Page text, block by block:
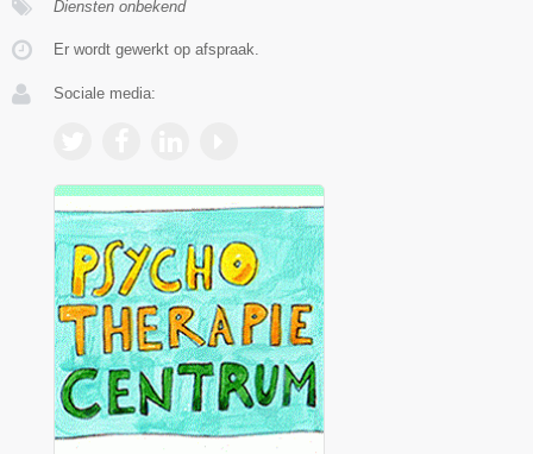
Diensten onbekend
Er wordt gewerkt op afspraak.
Sociale media: